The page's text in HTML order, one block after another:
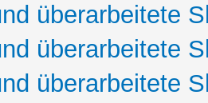
überarbeitete
überarbeitete
überarbeitete